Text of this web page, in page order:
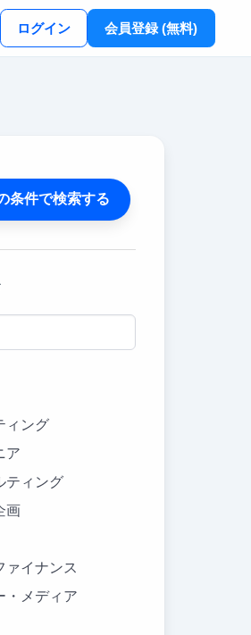
ログイン 会員登録 (無料)
条件で検索する
ィング
ア
ティング
画
ァイナンス
・メディア